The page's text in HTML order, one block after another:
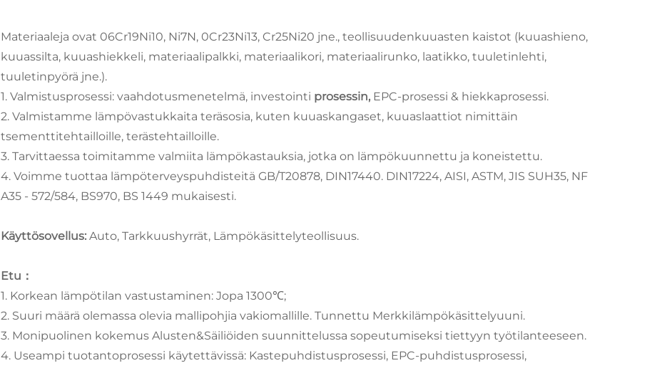
Materiaaleja ovat 06Cr19Ni10, Ni7N, 0Cr23Ni13, Cr25Ni20 jne., teollisuudenkuuasten kaistot (kuuashieno,
kuuassilta, kuuashiekkeli, materiaalipalkki, materiaalikori, materiaalirunko, laatikko, tuuletinlehti,
tuuletinpyörä jne.).
1. Valmistusprosessi: vaahdotusmenetelmä, investointi prosessin, EPC-prosessi & hiekkaprosessi.
2. Valmistamme lämpövastukkaita teräsosia, kuten kuuaskangaset, kuuaslaattiot nimittäin
tsementtitehtailloille, terästehtailloille.
3. Tarvittaessa toimitamme valmiita lämpökastauksia, jotka on lämpökuunnettu ja koneistettu.
4. Voimme tuottaa lämpöterveyspuhdisteitä GB/T20878, DIN17440. DIN17224, AISI, ASTM, JIS SUH35, NF
A35 - 572/584, BS970, BS 1449 mukaisesti.
Käyttösovellus: Auto, Tarkkuushyrrät, Lämpökäsittelyteollisuus.
Etu：
1. Korkean lämpötilan vastustaminen: Jopa 1300℃;
2. Suuri määrä olemassa olevia mallipohjia vakiomallille. Tunnettu Merkkilämpökäsittelyuuni.
3. Monipuolinen kokemus Alusten&Säiliöiden suunnittelussa sopeutumiseksi tiettyyn työtilanteeseen.
4. Useampi tuotantoprosessi käytettävissä: Kastepuhdistusprosessi, EPC-puhdistusprosessi,